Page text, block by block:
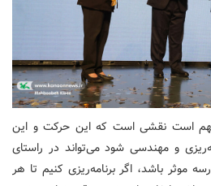
مهم است نقشی است که این حرکت و این
و مهندسی شود می‌تواند در راستای
موثر باشد، اگر برنامه‌ریزی کنیم تا هر